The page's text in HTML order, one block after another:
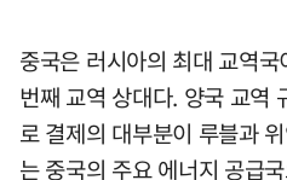
중국은 러시아의 최대 교역
번째 교역 상대다. 양국 교역
로 결제의 대부분이 루블과
는 중국의 주요 에너지 공급